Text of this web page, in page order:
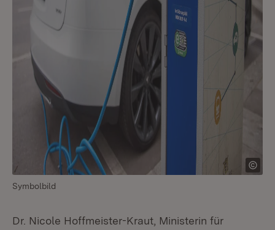
Symbolbild
Dr. Nicole Hoffmeister-Kraut, Ministerin für